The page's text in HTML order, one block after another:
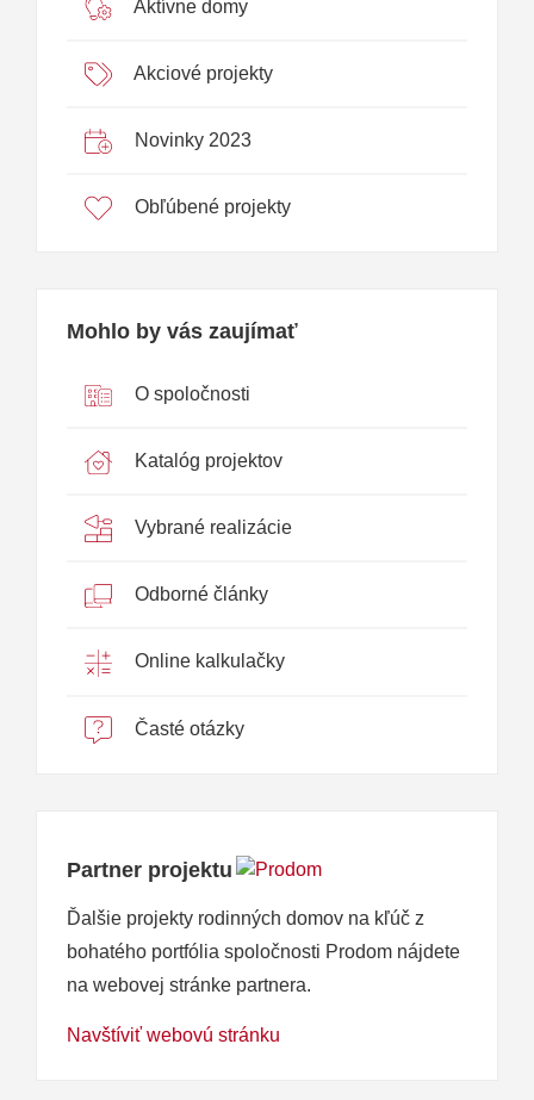
Aktívne domy
Akciové projekty
Novinky 2023
Obľúbené projekty
Mohlo by vás zaujímať
O spoločnosti
Katalóg projektov
Vybrané realizácie
Odborné články
Online kalkulačky
Časté otázky
Partner projektu
Ďalšie projekty rodinných domov na kľúč z
bohatého portfólia spoločnosti Prodom nájdete
na webovej stránke partnera.
Navštíviť webovú stránku